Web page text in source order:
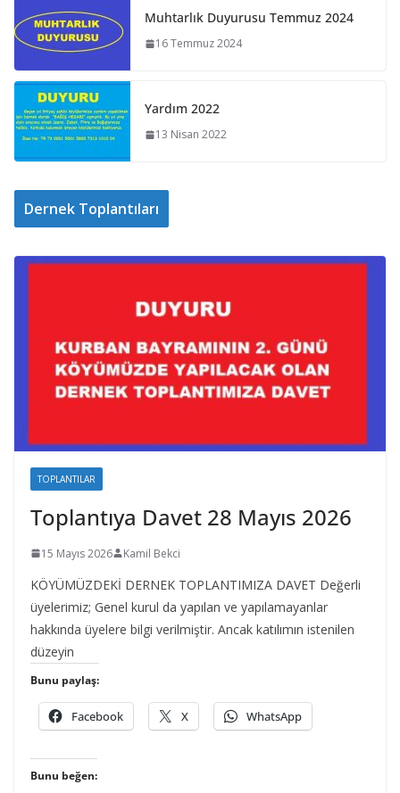
o
r
.
.
.
Muhtarlık Duyurusu Temmuz 2024
16 Temmuz 2024
Yardım 2022
13 Nisan 2022
Dernek Toplantıları
TOPLANTILAR
Toplantıya Davet 28 Mayıs 2026
15 Mayıs 2026 Kamil Bekci
KÖYÜMÜZDEKİ DERNEK TOPLANTIMIZA DAVET Değerli
üyelerimiz; Genel kurul da yapılan ve yapılamayanlar
hakkında üyelere bilgi verilmiştir. Ancak katılımın istenilen
düzeyin
Bunu paylaş:
Facebook X WhatsApp
Bunu beğen: